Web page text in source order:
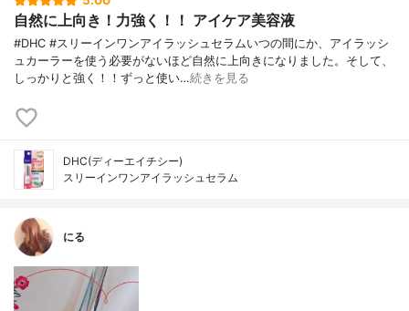
自然に上向き！力強く！！ アイケア美容液
#DHC #スリーインワンアイラッシュセラムいつの間にか、アイラッシ
ュカーラーを使う必要がないほど自然に上向きになりました。そして、
しっかりと強く！！ずっと使い…続きを見る
DHC(ディーエイチシー)
スリーインワンアイラッシュセラム
にる